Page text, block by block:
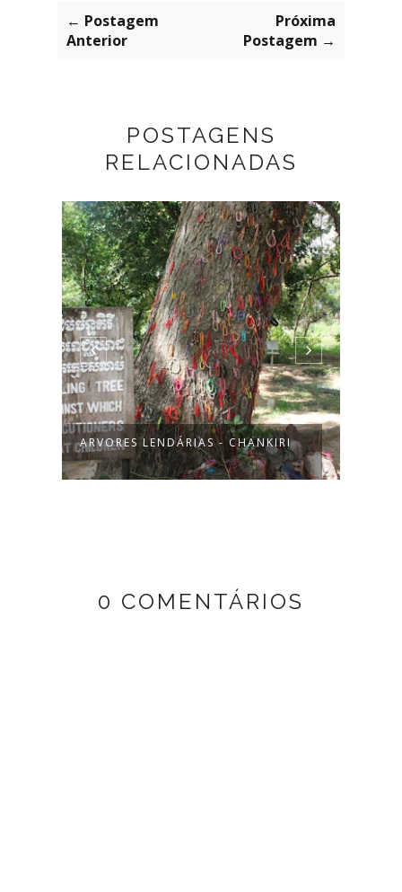
← Postagem
Anterior
Próxima
Postagem →
POSTAGENS
RELACIONADAS
- CHANKIRI
DIA DOS NAMORADOS - COMO
SURGIU
0 COMENTÁRIOS